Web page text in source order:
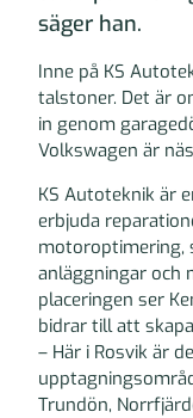
säger han.
Inne på KS
talstoner. Det är
in genom
Volkswagen är
KS Autoteknik är
erbjuda
motoroptimering,
anläggningar och
placeringen ser
bidrar till att
– Här i Rosvik är
Trundön,